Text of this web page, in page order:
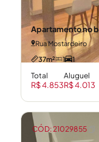
Apartamento no
Rua Mostardeiro
37m²
1 1
Total
R$ 4.853
Aluguel
R$ 4.013
CÓD: 21029855